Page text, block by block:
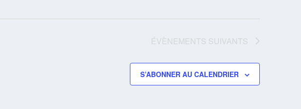
ÉVÈNEMENTS SUIVANTS
S’ABONNER AU CALENDRIER